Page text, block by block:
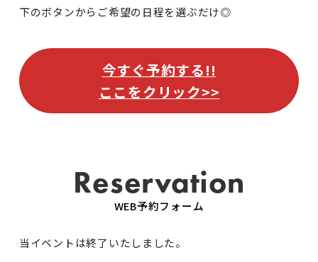
下のボタンからご希望の日程を選ぶだけ◎
今すぐ予約する!!
ここをクリック>>
Reservation
WEB予約フォーム
当イベントは終了いたしました。